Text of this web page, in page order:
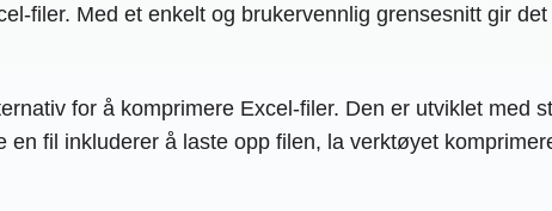
filer. Med et enkelt og brukervennlig grensesnitt gir
for å komprimere Excel-filer. Den er utviklet med
fil inkluderer å laste opp filen, la verktøyet